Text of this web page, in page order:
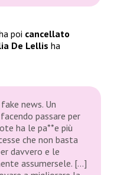
poi cancellato
De Lellis ha
news. Un
passare per
ha le pa**e più
che non basta
davvero e le
assumersele. […]